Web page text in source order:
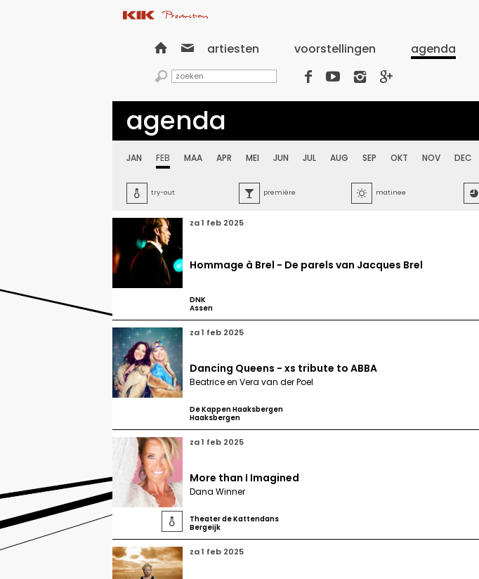
  artiesten voorstellingen agenda
    
agenda
JAN FEB MAA APR MEI JUN JUL AUG SEP OKT NOV DEC
 try-out  première  matinee 
za 1 feb 2025
Hommage à Brel - De parels van Jacques Brel
DNK
Assen
za 1 feb 2025
Dancing Queens - xs tribute to ABBA
Beatrice en Vera van der Poel
De Kappen Haaksbergen
Haaksbergen

za 1 feb 2025
More than I Imagined
Dana Winner
Theater de Kattendans
Bergeijk
za 1 feb 2025